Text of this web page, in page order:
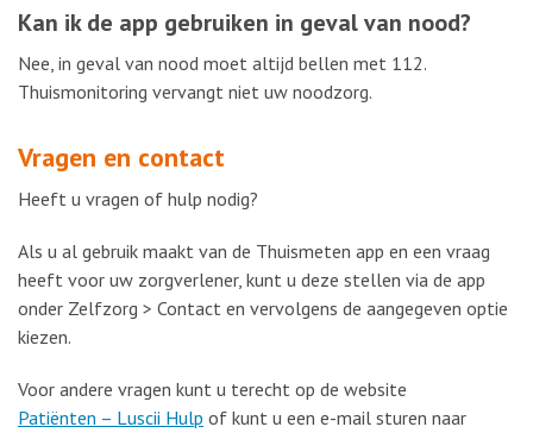
Kan ik de app gebruiken in geval van nood?
Nee, in geval van nood moet altijd bellen met 112.
Thuismonitoring vervangt niet uw noodzorg.
Vragen en contact
Heeft u vragen of hulp nodig?
Als u al gebruik maakt van de Thuismeten app en een vraag
heeft voor uw zorgverlener, kunt u deze stellen via de app
onder Zelfzorg > Contact en vervolgens de aangegeven optie
kiezen.
Voor andere vragen kunt u terecht op de website
Patiënten – Luscii Hulp of kunt u een e-mail sturen naar